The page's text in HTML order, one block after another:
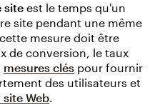
site est le temps qu'un
site pendant une même
mesure doit être
de conversion, le taux
mesures clés pour fournir
des utilisateurs et
Web.